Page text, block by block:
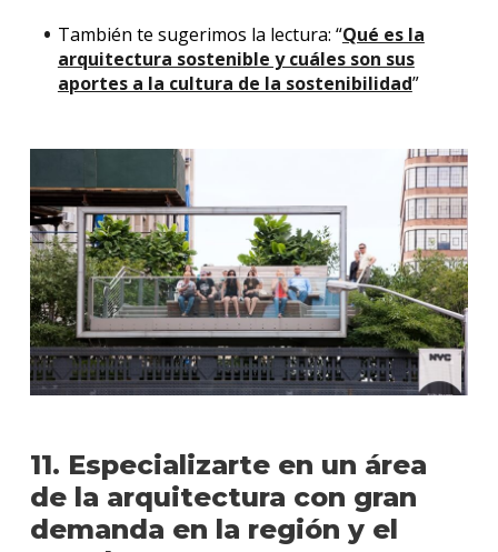
También te sugerimos la lectura: “Qué es la
arquitectura sostenible y cuáles son sus
aportes a la cultura de la sostenibilidad”
11. Especializarte en un área
de la arquitectura con gran
demanda en la región y el